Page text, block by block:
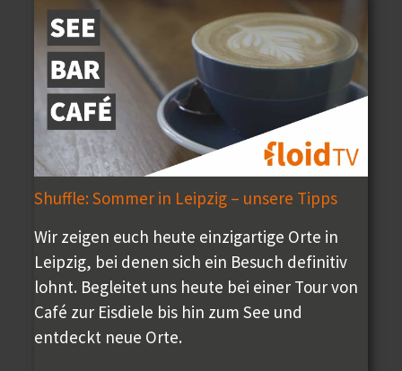
Shuffle: Sommer in Leipzig – unsere Tipps
Wir zeigen euch heute einzigartige Orte in
Leipzig, bei denen sich ein Besuch definitiv
lohnt. Begleitet uns heute bei einer Tour von
Café zur Eisdiele bis hin zum See und
entdeckt neue Orte.